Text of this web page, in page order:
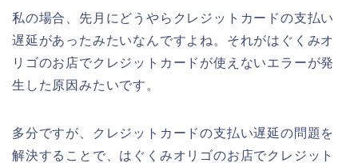
私の場合、先月にどうやらクレジットカードの支払い
遅延があったみたいなんですよね。それがはぐくみオ
リゴのお店でクレジットカードが使えないエラーが発
生した原因みたいです。
多分ですが、クレジットカードの支払い遅延の問題を
解決することで、はぐくみオリゴのお店でクレジット